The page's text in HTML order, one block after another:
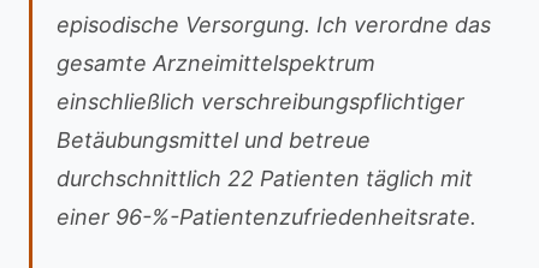
episodische Versorgung. Ich verordne das
gesamte Arzneimittelspektrum
einschließlich verschreibungspflichtiger
Betäubungsmittel und betreue
durchschnittlich 22 Patienten täglich mit
einer 96-%-Patientenzufriedenheitsrate.